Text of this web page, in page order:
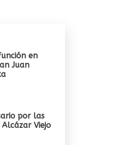
en
Juan
por las
Viejo